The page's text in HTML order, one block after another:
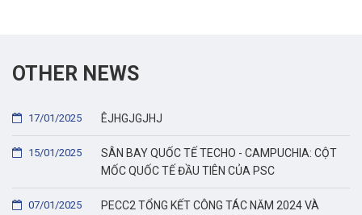
OTHER NEWS
ÊJHGJGJHJ
17/01/2025
SÂN BAY QUỐC TẾ TECHO - CAMPUCHIA: CỘT
MỐC QUỐC TẾ ĐẦU TIÊN CỦA PSC
15/01/2025
PECC2 TỔNG KẾT CÔNG TÁC NĂM 2024 VÀ
07/01/2025